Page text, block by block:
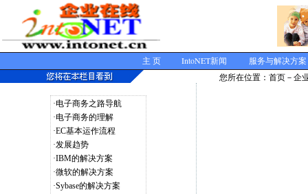
主 页 IntoNET新闻
服务与解决方案
您所在位置： 首页 － 企
·电子商务之路导航
·电子商务的理解
·EC基本运作流程
·发展趋势
·IBM的解决方案
·微软的解决方案
·Sybase的解决方案